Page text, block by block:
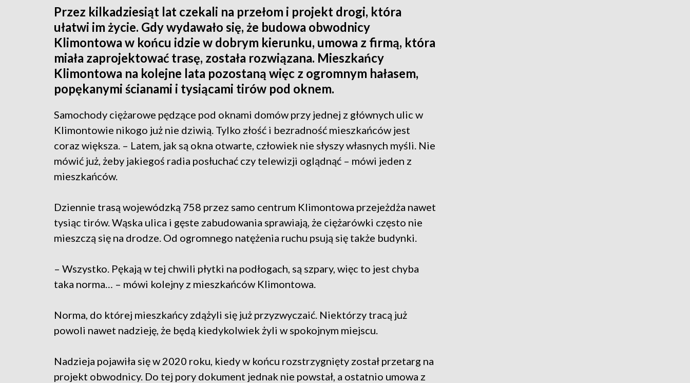
Przez kilkadziesiąt lat czekali na przełom i projekt drogi, która
ułatwi im życie. Gdy wydawało się, że budowa obwodnicy
Klimontowa w końcu idzie w dobrym kierunku, umowa z firmą, która
miała zaprojektować trasę, została rozwiązana. Mieszkańcy
Klimontowa na kolejne lata pozostaną więc z ogromnym hałasem,
popękanymi ścianami i tysiącami tirów pod oknem.
Samochody ciężarowe pędzące pod oknami domów przy jednej z głównych ulic w
Klimontowie nikogo już nie dziwią. Tylko złość i bezradność mieszkańców jest
coraz większa. – Latem, jak są okna otwarte, człowiek nie słyszy własnych myśli. Nie
mówić już, żeby jakiegoś radia posłuchać czy telewizji oglądnąć – mówi jeden z
mieszkańców.
Dziennie trasą wojewódzką 758 przez samo centrum Klimontowa przejeżdża nawet
tysiąc tirów. Wąska ulica i gęste zabudowania sprawiają, że ciężarówki często nie
mieszczą się na drodze. Od ogromnego natężenia ruchu psują się także budynki.
– Wszystko. Pękają w tej chwili płytki na podłogach, są szpary, więc to jest chyba
taka norma… – mówi kolejny z mieszkańców Klimontowa.
Norma, do której mieszkańcy zdążyli się już przyzwyczaić. Niektórzy tracą już
powoli nawet nadzieję, że będą kiedykolwiek żyli w spokojnym miejscu.
Nadzieja pojawiła się w 2020 roku, kiedy w końcu rozstrzygnięty został przetarg na
projekt obwodnicy. Do tej pory dokument jednak nie powstał, a ostatnio umowa z